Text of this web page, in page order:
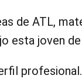
de ATL,
esta joven